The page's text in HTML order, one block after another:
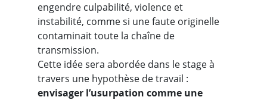
engendre culpabilité, violence et
instabilité, comme si une faute originelle
contaminait toute la chaîne de
transmission.
Cette idée sera abordée dans le stage à
travers une hypothèse de travail :
envisager l’usurpation comme une